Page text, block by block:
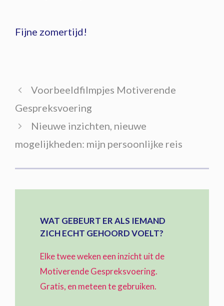
Fijne zomertijd!
Voorbeeldfilmpjes Motiverende
Gespreksvoering
Nieuwe inzichten, nieuwe
mogelijkheden: mijn persoonlijke reis
WAT GEBEURT ER ALS IEMAND
ZICH ECHT GEHOORD VOELT?
Elke twee weken een inzicht uit de
Motiverende Gespreksvoering.
Gratis, en meteen te gebruiken.